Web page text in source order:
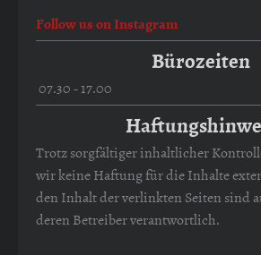
Follow us on Instagram
Bürozeiten
07.30 - 17.00
Trotz sorgfältiger inhaltlicher
wir keine Haftung für die Inhalte
den Inhalt der verlinkten Seiten sind
deren Betreiber verantwortlich.